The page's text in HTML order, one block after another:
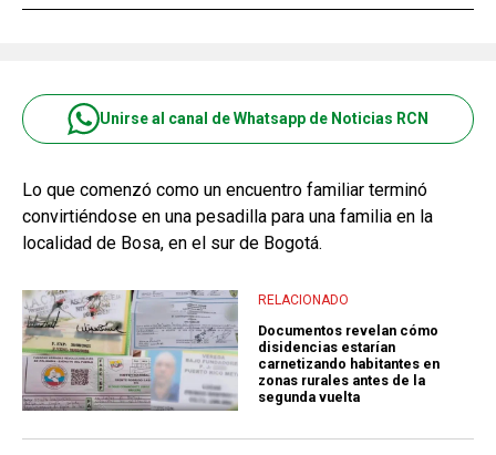
Unirse al canal de Whatsapp de Noticias RCN
Lo que comenzó como un encuentro familiar terminó
convirtiéndose en una pesadilla para una familia en la
localidad de Bosa, en el sur de Bogotá.
RELACIONADO
Documentos revelan cómo
disidencias estarían
carnetizando habitantes en
zonas rurales antes de la
segunda vuelta